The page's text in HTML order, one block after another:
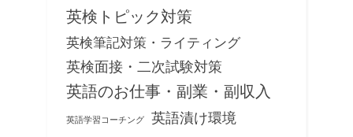
英検トピック対策
英検筆記対策・ライティング
英検面接・二次試験対策
英語のお仕事・副業・副収入
英語学習コーチング 英語漬け環境